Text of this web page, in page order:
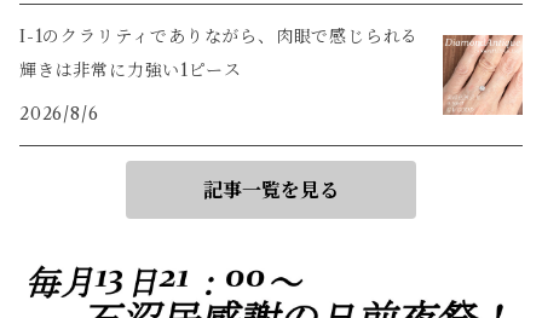
I-1のクラリティでありながら、肉眼で感じられる
輝きは非常に力強い1ピース
2026/8/6
記事一覧を見る